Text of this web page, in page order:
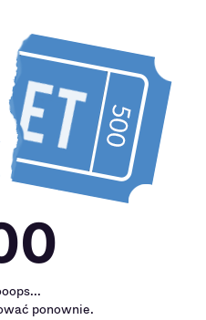
ponownie.